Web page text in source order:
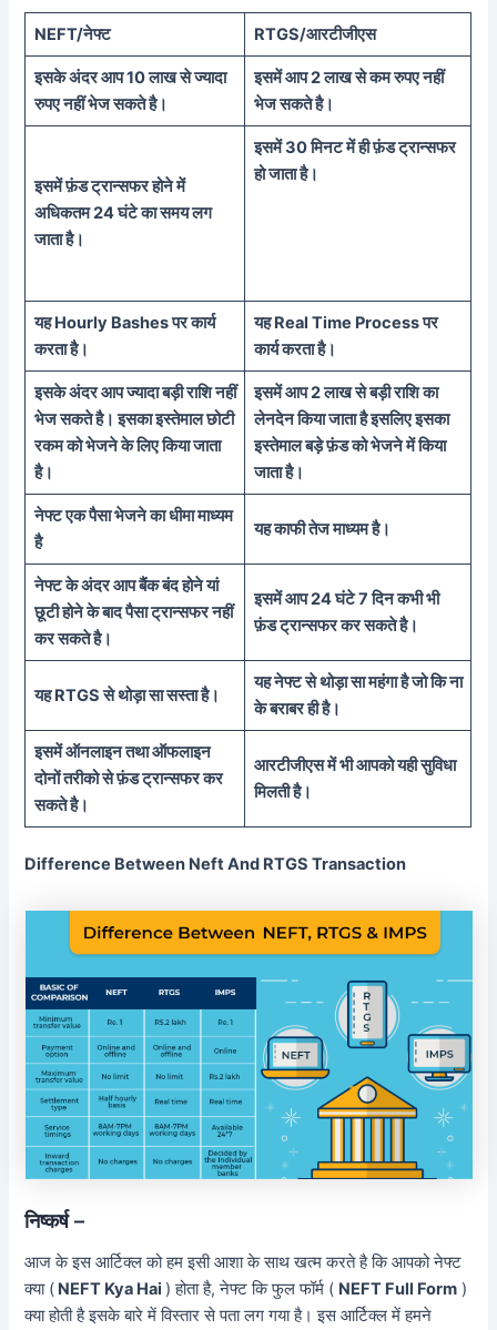
NEFT/नेफ्ट RTGS/आरटीजीएस
इसके अंदर आप 10 लाख से ज्यादा
रुपए नहीं भेज सकते है।
इसमें आप 2 लाख से कम रुपए नहीं
भेज सकते है।
इसमें फ़ंड ट्रान्सफर होने में
अधिकतम 24 घंटे का समय लग
जाता है।
इसमें 30 मिनट में ही फ़ंड ट्रान्सफर
हो जाता है।
यहHourly Bashesपर कार्य
करता है।
यहReal Time Processपर
कार्य करता है।
इसके अंदर आप ज्यादा बड़ी राशि नहीं
भेज सकते है। इसका इस्तेमाल छोटी
रकम को भेजने के लिए किया जाता
है।
इसमें आप 2 लाख से बड़ी राशि का
लेनदेन किया जाता है इसलिए इसका
इस्तेमाल बड़े फ़ंड को भेजने में किया
जाता है।
नेफ्ट एक पैसा भेजने का धीमा माध्यम
है
यह काफी तेज माध्यम है।
नेफ्ट के अंदर आप बैंक बंद होने यां
छूटी होने के बाद पैसा ट्रान्सफर नहीं
कर सकते है।
इसमें आप 24 घंटे 7 दिन कभी भी
फ़ंड ट्रान्सफर कर सकते है।
यहRTGSसे थोड़ा सा सस्ता है।
यह नेफ्ट से थोड़ा सा महंगा है जो कि ना
के बराबर ही है।
इसमें ऑनलाइन तथा ऑफलाइन
दोनों तरीको से फ़ंड ट्रान्सफर कर
सकते है।
आरटीजीएस में भी आपको यही सुविधा
मिलती है।
Difference Between Neft And RTGS Transaction
निष्कर्ष –
आज के इस आर्टिक्ल को हम इसी आशा के साथ खत्म करते है कि आपको नेफ्ट
क्या ( NEFT Kya Hai ) होता है, नेफ्ट कि फुल फॉर्म ( NEFT Full Form )
क्या होती है इसके बारे में विस्तार से पता लग गया है। इस आर्टिक्ल में हमने